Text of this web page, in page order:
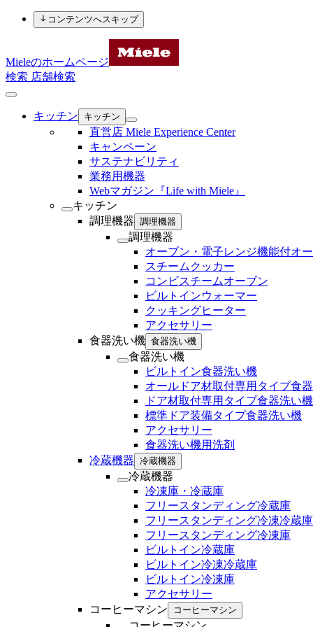
コンテンツへスキップ
Mieleのホームページ
検索 店舗検索
キッチン キッチン
直営店 Miele Experience Center
キャンペーン
サステナビリティ
業務用機器
Webマガジン『Life with Miele』
キッチン
調理機器 調理機器
調理機器
オーブン・電子レンジ機能付オ
スチームクッカー
コンビスチームオーブン
ビルトインウォーマー
クッキングヒーター
アクセサリー
食器洗い機 食器洗い機
食器洗い機
ビルトイン食器洗い機
オールドア材取付専用タイプ食
ドア材取付専用タイプ食器洗い機
標準ドア装備タイプ食器洗い機
アクセサリー
食器洗い機用洗剤
冷蔵機器 冷蔵機器
冷蔵機器
冷凍庫・冷蔵庫
フリースタンディング冷蔵庫
フリースタンディング冷凍冷蔵庫
フリースタンディング冷凍庫
ビルトイン冷蔵庫
ビルトイン冷凍冷蔵庫
ビルトイン冷凍庫
アクセサリー
コーヒーマシン
コーヒーマシン